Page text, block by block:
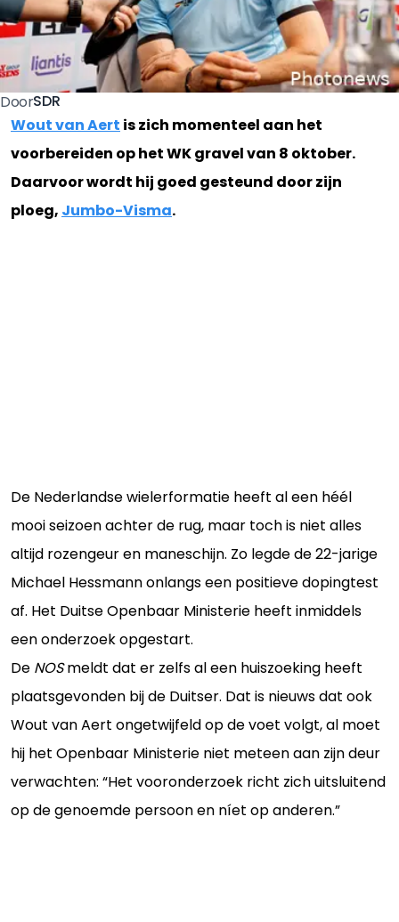
DoorSDR
Wout van Aert is zich momenteel aan het
voorbereiden op het WK gravel van 8 oktober.
Daarvoor wordt hij goed gesteund door zijn
ploeg, Jumbo-Visma.
De Nederlandse wielerformatie heeft al een héél
mooi seizoen achter de rug, maar toch is niet alles
altijd rozengeur en maneschijn. Zo legde de 22-jarige
Michael Hessmann onlangs een positieve dopingtest
af. Het Duitse Openbaar Ministerie heeft inmiddels
een onderzoek opgestart.
De NOSmeldt dat er zelfs al een huiszoeking heeft
plaatsgevonden bij de Duitser. Dat is nieuws dat ook
Wout van Aert ongetwijfeld op de voet volgt, al moet
hij het Openbaar Ministerie niet meteen aan zijn deur
verwachten: “Het vooronderzoek richt zich uitsluitend
op de genoemde persoon en níet op anderen.”